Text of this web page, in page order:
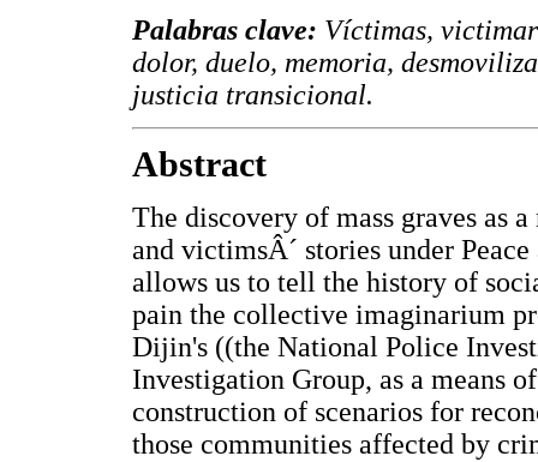
Palabras clave: Víctimas,
dolor, duelo, memoria,
justicia transicional.
Abstract
The discovery of mass graves as
and victimsÂ´ stories under
allows us to tell the history of
pain the collective imaginarium
Dijin's ((the National Police
Investigation Group, as a means
construction of scenarios for
those communities affected by